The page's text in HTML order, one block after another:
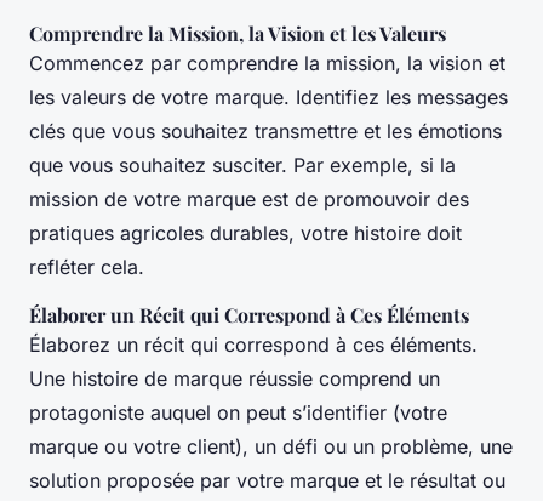
Comprendre la Mission, la Vision et les Valeurs
Commencez par comprendre la mission, la vision et
les valeurs de votre marque. Identifiez les messages
clés que vous souhaitez transmettre et les émotions
que vous souhaitez susciter. Par exemple, si la
mission de votre marque est de promouvoir des
pratiques agricoles durables, votre histoire doit
refléter cela.
Élaborer un Récit qui Correspond à Ces Éléments
Élaborez un récit qui correspond à ces éléments.
Une histoire de marque réussie comprend un
protagoniste auquel on peut s’identifier (votre
marque ou votre client), un défi ou un problème, une
solution proposée par votre marque et le résultat ou